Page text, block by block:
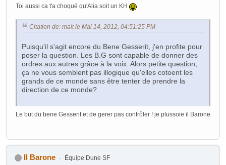
Toi aussi ca t'a choqué qu'Alia soit un KH
Citation de: mait le Mai 14, 2012, 04:51:25 PM
Puisqu'il s'agit encore du Bene Gesserit, j'en profite pour
poser la question. Les B.G sont capable de donner des
ordres aux autres grâce à la voix. Alors petite question,
ça ne vous semblent pas illogique qu'elles cotoent les
grands de ce monde sans être tenter de prendre la
direction de ce monde?
Le but du bene Gesserit et de gerer pas contrôler ! je plussoie il Barone
Il Barone Équipe Dune SF